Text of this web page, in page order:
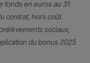
fonds en euros au 31
contrat, hors coût
sociaux,
du bonus 2025